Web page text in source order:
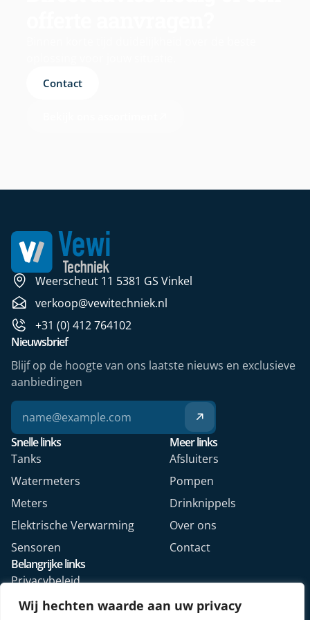
Wij hechten waarde aan uw privacy
Contact
Weerscheut 11 5381 GS Vinkel
verkoop@vewitechniek.nl
+31 (0) 412 764102
Snelle links
Tanks
Watermeters
Meters
Elektrische Verwarming
Sensoren
Meer links
Afsluiters
Pompen
Drinknippels
Over ons
Contact
Belangrijke links
Privacybeleid
Algemene voorwaarden
Nieuwsbrief
Blijf op de hoogte van ons laatste nieuws en exclusieve
aanbiedingen